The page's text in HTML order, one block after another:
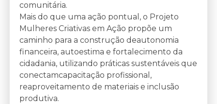
comunitária.
Mais do que uma ação pontual, o Projeto
Mulheres Criativas em Ação propõe um
caminho para a construção deautonomia
financeira, autoestima e fortalecimento da
cidadania, utilizando práticas sustentáveis que
conectamcapacitação profissional,
reaproveitamento de materiais e inclusão
produtiva.